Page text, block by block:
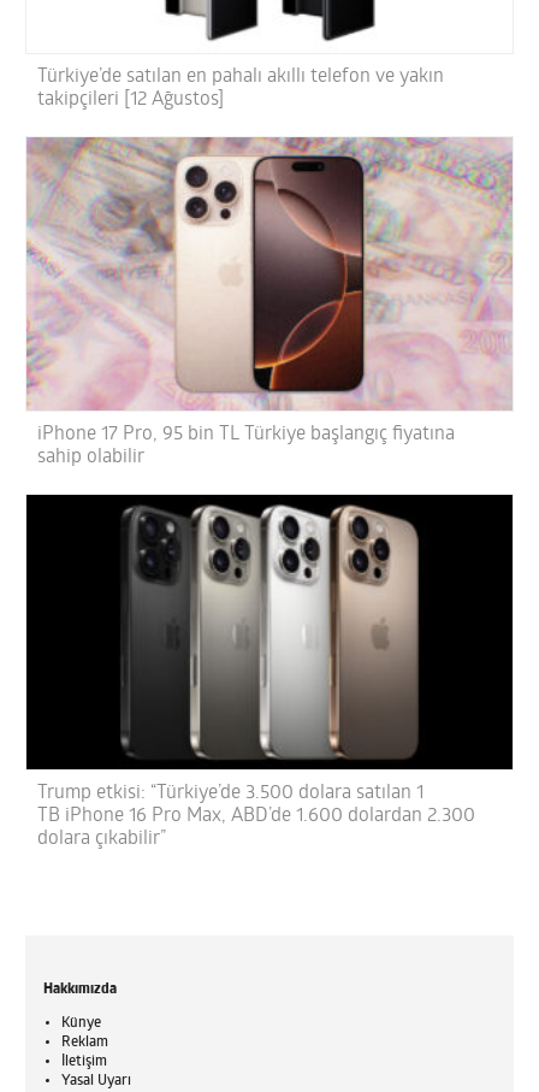
Türkiye’de satılan en pahalı akıllı telefon ve yakın
takipçileri [12 Ağustos]
iPhone 17 Pro, 95 bin TL Türkiye başlangıç fiyatına
sahip olabilir
Trump etkisi: “Türkiye’de 3.500 dolara satılan 1
TB iPhone 16 Pro Max, ABD’de 1.600 dolardan 2.300
dolara çıkabilir”
Hakkımızda
Künye
Reklam
İletişim
Yasal Uyarı